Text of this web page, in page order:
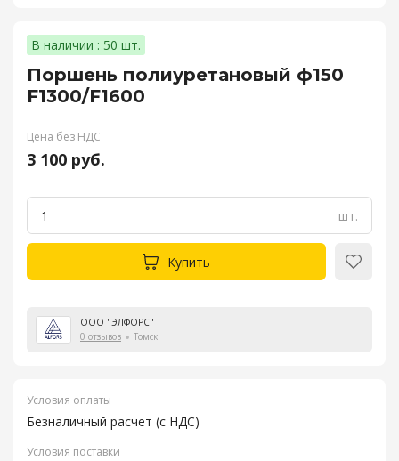
В наличии : 50 шт.
Поршень полиуретановый ф150
F1300/F1600
Цена без НДС
3 100 руб.
шт.
Купить
ООО "ЭЛФОРС"
0 отзывов
Томск
Условия оплаты
Безналичный расчет (с НДС)
Условия поставки